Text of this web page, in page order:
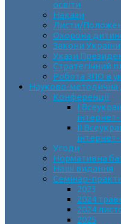
освіти
Накази
Листи/
Охорона
Закони України
Укази
Стратегічний
Робота ЗПО в
Науково-методична
Конференції
І
ІІ
Угоди
Нормативна
Наші видання
Семінар-
2023
2024
2024
2025